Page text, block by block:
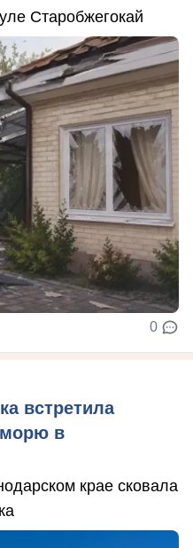
Старобжегокай
0
встретила
морю в
крае сковала